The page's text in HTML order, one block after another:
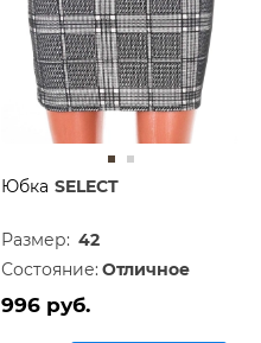
Юбка SELECT
Размер: 42
Состояние: Отличное
996 руб.